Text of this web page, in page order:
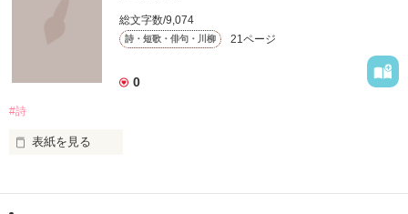
画像や有名なマンガの
総文字数/9,074
詩・短歌・俳句・川柳 21ページ
0
#詩
表紙を見る